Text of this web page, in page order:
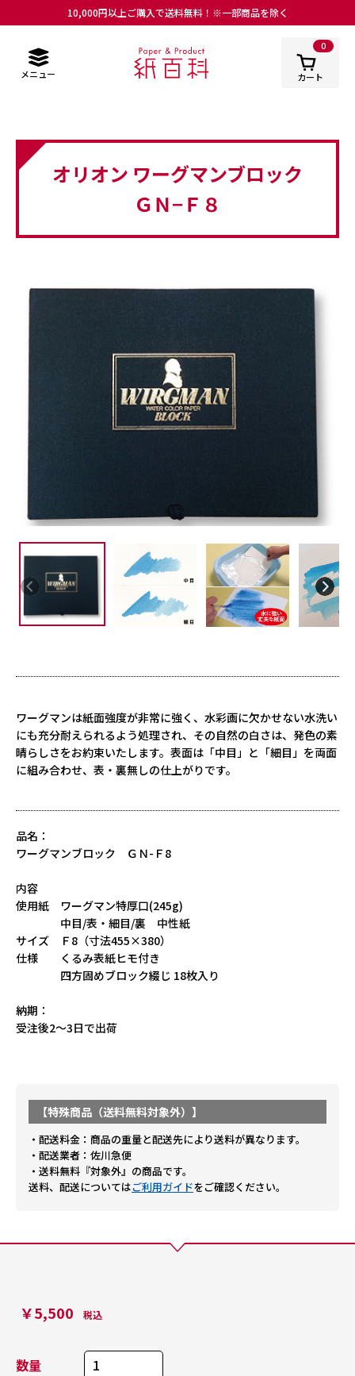
10,000円以上ご購入で送料無料！※一部商品を除く
メニュー
0
カート
オリオン ワーグマンブロック
ＧＮ−Ｆ８
ワーグマンは紙面強度が非常に強く、水彩画に欠かせない水洗い
にも充分耐えられるよう処理され、その自然の白さは、発色の素
晴らしさをお約束いたします。表面は「中目」と「細目」を両面
に組み合わせ、表・裏無しの仕上がりです。
品名：
ワーグマンブロック ＧＮ-Ｆ8
内容
使用紙 ワーグマン特厚口(245g)
中目/表・細目/裏 中性紙
サイズ Ｆ8（寸法455×380）
仕様 くるみ表紙ヒモ付き
四方固めブロック綴じ 18枚入り
納期：
受注後2～3日で出荷
【特殊商品（送料無料対象外）】
・配送料金：商品の重量と配送先により送料が異なります。
・配送業者：佐川急便
・送料無料『対象外』の商品です。
送料、配送についてはご利用ガイドをご確認ください。
￥5,500 税込
数量